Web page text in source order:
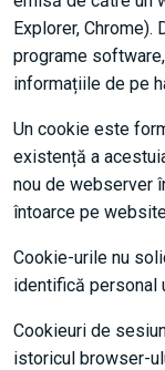
Explorer, Chrome).
programe
informațiile de pe
Un cookie este
existență a
nou de webserver
întoarce pe
Cookie-urile nu
identifică personal
Cookieuri de
istoricul browser-